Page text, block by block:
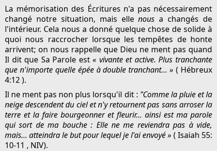
La mémorisation des Écritures n'a pas nécessairement
changé notre situation, mais ellenous a changés de
l'intérieur. Cela nous a donné quelque chose de solide à
quoi nous raccrocher lorsque les tempêtes de honte
arrivent; on nous rappelle que Dieu ne ment pas quand
Il dit que Sa Parole est« vivante et active. Plus tranchante
que n'importe quelle épée à double tranchant… » ( Hébreux
4:12 ).
Il ne ment pas non plus lorsqu'il dit : "Comme la pluie et la
neige descendent du ciel et n'y retournent pas sans arroser la
terre et la faire bourgeonner et fleurir... ainsi est ma parole
qui sort de ma bouche : Elle ne me reviendra pas à vide,
mais… atteindra le but pour lequel je l'ai envoyé » ( Isaiah 55:
10-11 , NIV).